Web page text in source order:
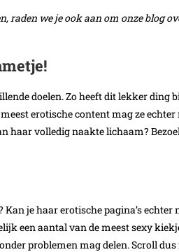
raden we je ook aan om onze blog
doelen. Zo heeft dit lekker ding
erotische content mag ze
haar volledig naakte lichaam?
je haar erotische pagina’s echter
een aantal van de meest sexy
problemen mag delen. Scroll